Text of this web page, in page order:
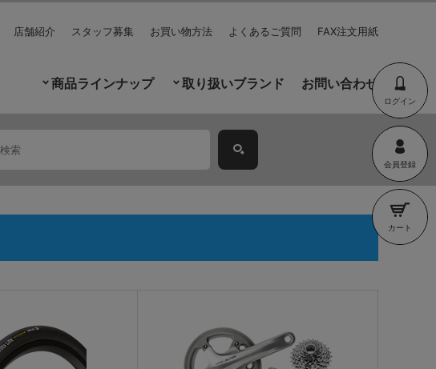
店舗紹介 スタッフ募集 お買い物方法 よくあるご質問 FAX注文用紙
ログイン
会員登録
カート
商品ラインナップ 取り扱いブランド お問い合わせ